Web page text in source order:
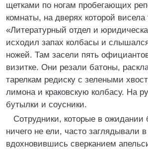
щетками по ногам пробегающих
комнаты, на дверях которой висела
«Литературный отдел и
исходил запах колбасы и
ножей. Там засели пять
визитке. Они резали батоны,
тарелкам редиску с зелеными
лимона и краковскую колбасу. На
бутылки и соусники.
Сотрудники, которые в ожидании
ничего не ели, часто заглядывали
вдохновившись сверканием